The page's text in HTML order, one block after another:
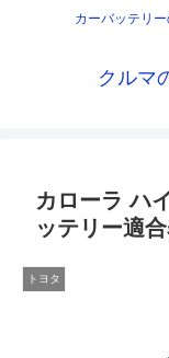
カーバッテリ
クルマ
カローラ ハ
ッテリー適
トヨタ